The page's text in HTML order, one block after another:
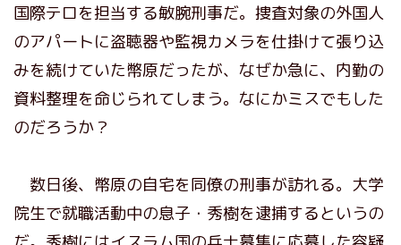
国際テロを担当する敏腕刑事だ。捜査対象の外国人
のアパートに盗聴器や監視カメラを仕掛けて張り込
みを続けていた幣原だったが、なぜか急に、内勤の
資料整理を命じられてしまう。なにかミスでもした
のだろうか？
数日後、幣原の自宅を同僚の刑事が訪れる。大学
院生で就職活動中の息子・秀樹を逮捕するというの